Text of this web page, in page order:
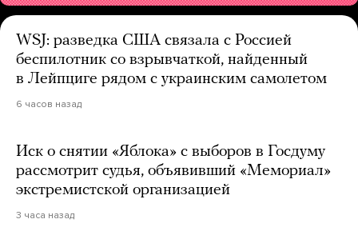
WSJ: разведка США связала с Россией
беспилотник со взрывчаткой, найденный
в Лейпциге рядом с украинским самолетом
6 часов назад
Иск о снятии «Яблока» с выборов в Госдуму
рассмотрит судья, объявивший «Мемориал»
экстремистской организацией
3 часа назад